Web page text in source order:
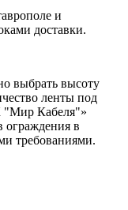
и
доставки.
выбрать высоту
ленты под
"Мир Кабеля"»
ограждения в
требованиями.